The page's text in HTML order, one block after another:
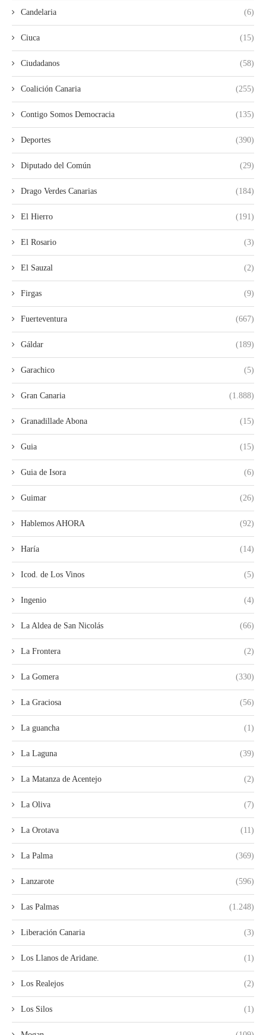
Candelaria (6)
Ciuca (15)
Ciudadanos (58)
Coalición Canaria (255)
Contigo Somos Democracia (135)
Deportes (390)
Diputado del Común (29)
Drago Verdes Canarias (184)
El Hierro (191)
El Rosario (3)
El Sauzal (2)
Firgas (9)
Fuerteventura (667)
Gáldar (189)
Garachico (5)
Gran Canaria (1.888)
Granadillade Abona (15)
Guia (15)
Guia de Isora (6)
Guimar (26)
Hablemos AHORA (92)
Haría (14)
Icod. de Los Vinos (5)
Ingenio (4)
La Aldea de San Nicolás (66)
La Frontera (2)
La Gomera (330)
La Graciosa (56)
La guancha (1)
La Laguna (39)
La Matanza de Acentejo (2)
La Oliva (7)
La Orotava (11)
La Palma (369)
Lanzarote (596)
Las Palmas (1.248)
Liberación Canaria (3)
Los Llanos de Aridane. (1)
Los Realejos (2)
Los Silos (1)